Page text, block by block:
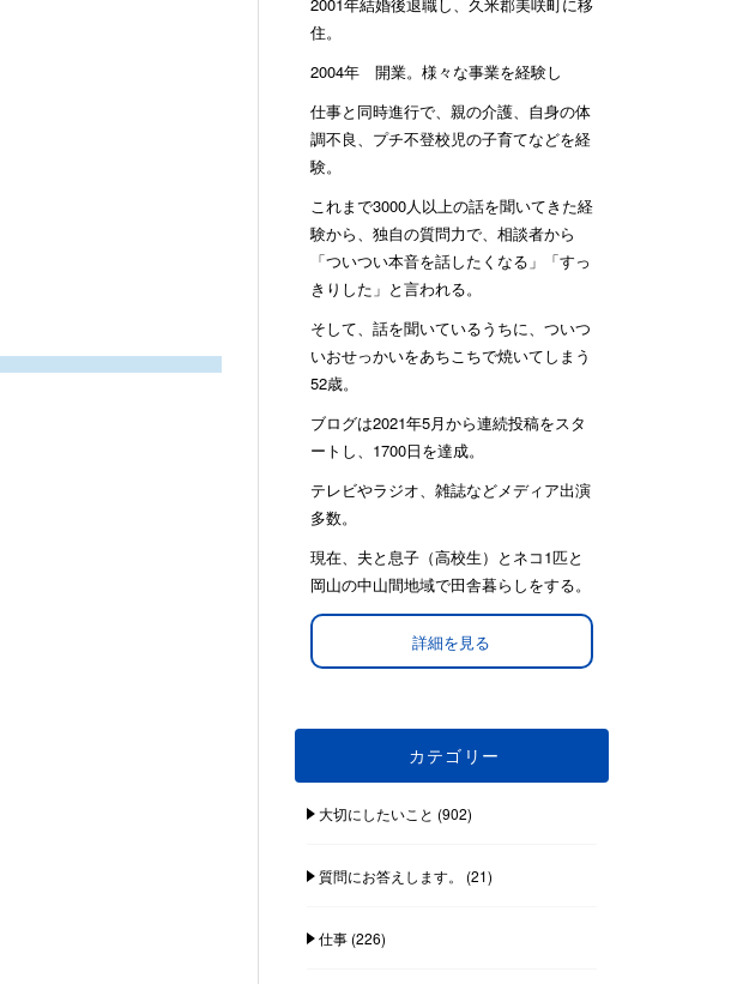
住。
2004年 開業。様々な事業を経験し
仕事と同時進行で、親の介護、自身の体
調不良、プチ不登校児の子育てなどを経
験。
これまで3000人以上の話を聞いてきた経
験から、独自の質問力で、相談者から
「ついつい本音を話したくなる」「すっ
きりした」と言われる。
そして、話を聞いているうちに、ついつ
いおせっかいをあちこちで焼いてしまう
52歳。
ブログは2021年5月から連続投稿をスタ
ートし、1700日を達成。
テレビやラジオ、雑誌などメディア出演
多数。
現在、夫と息子（高校生）とネコ1匹と
岡山の中山間地域で田舎暮らしをする。
詳細を見る
カテゴリー
大切にしたいこと (902)
質問にお答えします。 (21)
仕事(226)